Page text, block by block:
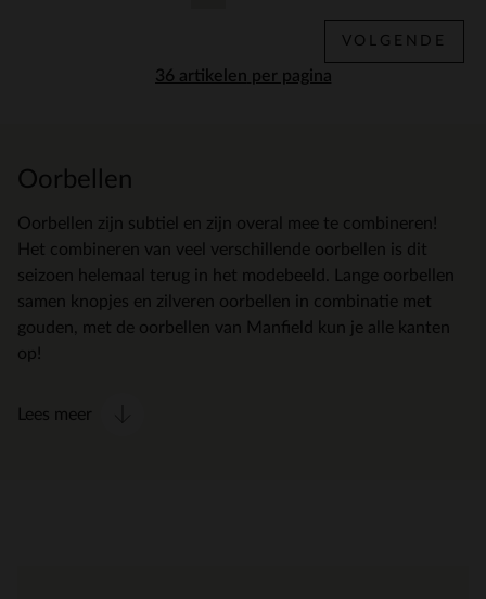
per pagina
VOLGENDE
Oorbellen
Oorbellen zijn subtiel en zijn overal mee te combineren!
Het combineren van veel verschillende oorbellen is dit
seizoen helemaal terug in het modebeeld. Lange oorbellen
samen knopjes en zilveren oorbellen in combinatie met
gouden, met de oorbellen van Manfield kun je alle kanten
op!
Lees meer